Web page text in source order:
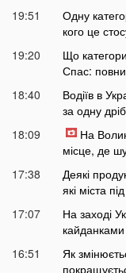
19:51
Одну
кого це
19:20
Що
Спас:
18:40
Водіїв в
за одну
18:09
На
місце, де
17:38
Деякі
які міста
17:07
На заході
16:51
Як